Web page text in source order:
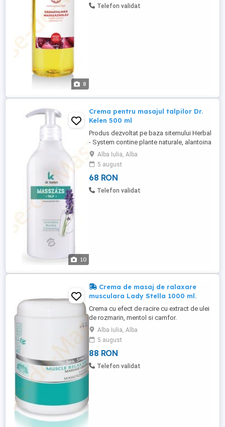
8
proprietati de hidratare, protejeaza pielea
Telefon validat
10
Crema pentru masajul talpilor Dr.
Kelen 500 ml
Produs dezvoltat pe baza sitemului Herbal
- System contine plante naturale, alantoina
menthol si uleiuri esentiale din plante (
lavanda, lamaie si ienupar ). Este un
produs hypoallergenic, dupa masaj pielea
devine moala si ingrijita .Nu contine,
coloranti, parfum si conservanti artificiali.
Alba Iulia, Alba
5 august
68 RON
Telefon validat
Crema de masaj de ralaxare
musculara Lady Stella 1000 ml.
Crema cu efect de racire cu extract de ulei
de rozmarin, mentol si camfor.
Recomandat pentru relaxarea muschilor
incordati, pentru crampe musculare,
ameliorarea durerilor provocata de febra
musculare. Informatii suplimentare si
comenzi pe https: mese-de-masaj.ro
Alba Iulia, Alba
5 august
88 RON
Telefon validat